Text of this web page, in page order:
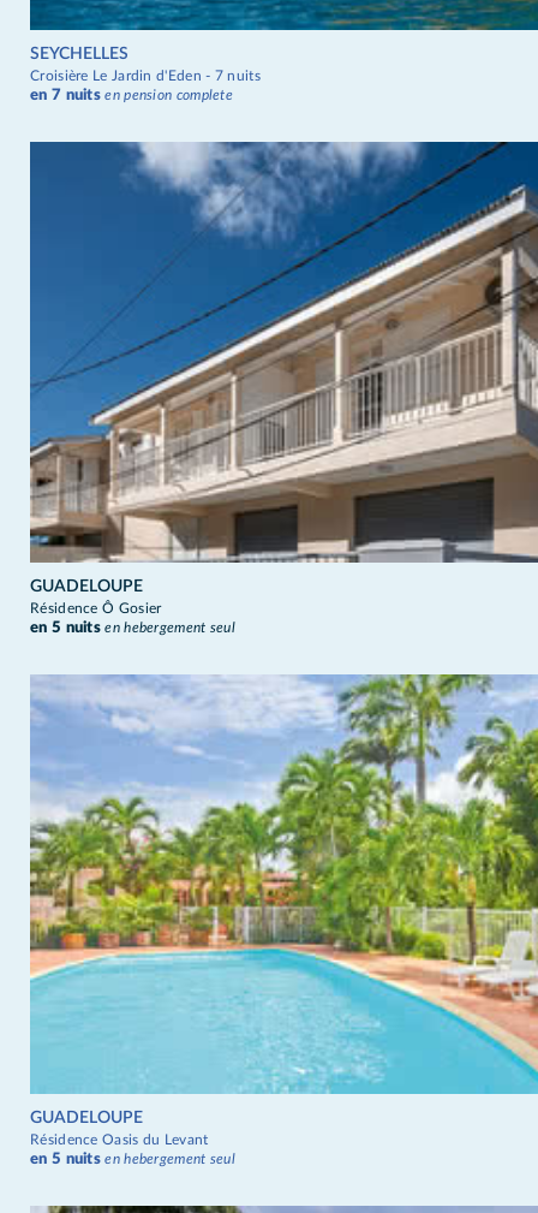
SEYCHELLES
Croisière Le Jardin d'Eden - 7 nuits
en 7 nuitsen pension complete
GUADELOUPE
Résidence Ô Gosier
en 5 nuitsen hebergement seul
GUADELOUPE
Résidence Oasis du Levant
en 5 nuitsen hebergement seul